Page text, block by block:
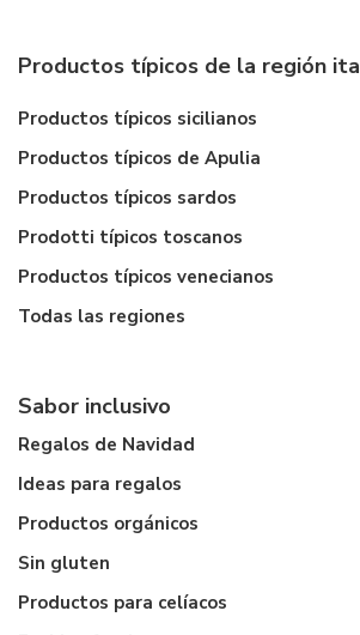
Productos típicos de la región
Productos típicos sicilianos
Productos típicos de Apulia
Productos típicos sardos
Prodotti típicos toscanos
Productos típicos venecianos
Todas las regiones
Sabor inclusivo
Regalos de Navidad
Ideas para regalos
Productos orgánicos
Sin gluten
Productos para celíacos